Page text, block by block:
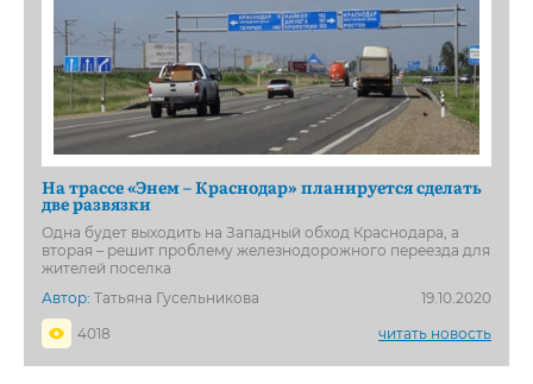
На трассе «Энем – Краснодар» планируется сделать
две развязки
Одна будет выходить на Западный обход Краснодара, а
вторая – решит проблему железнодорожного переезда для
жителей поселка
Автор: Татьяна Гусельникова
19.10.2020
4018
читать новость